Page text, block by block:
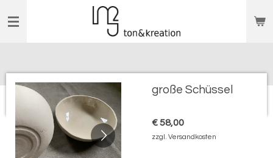
Hauptinhalt
große Schüssel
€ 58,00
zzgl. Versandkosten